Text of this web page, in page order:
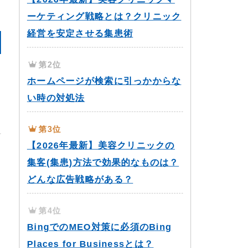
ーケティング戦略とは？クリニック
経営を安定させる集患術
第2位
ホームページが検索に引っかからな
い時の対処法
第3位
【2026年最新】美容クリニックの
集客(集患)方法で効果的なものは？
どんな広告戦略がある？
第4位
BingでのMEO対策に必須のBing
Places for Businessとは？